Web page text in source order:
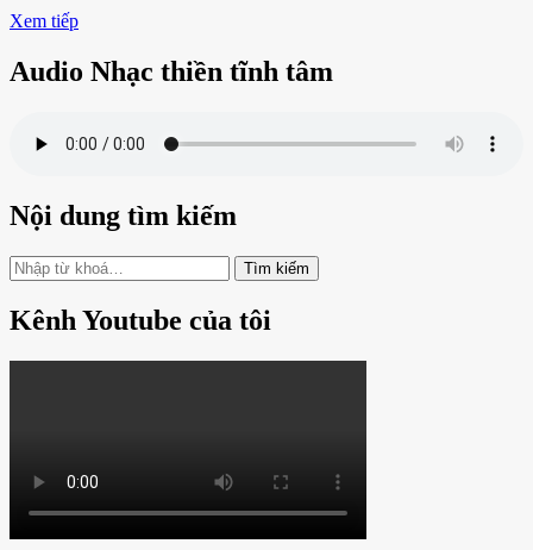
Xem tiếp
Audio Nhạc thiền tĩnh tâm
Nội dung tìm kiếm
Bạn
muốn
tìm
kiếm?
Kênh Youtube của tôi